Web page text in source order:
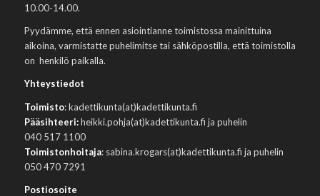
10.00-14.00.
Pyydämme, että ennen asiointianne toimistossa mainittuina
aikoina, varmistatte puhelimitse tai sähköpostilla, että toimistolla
on henkilö paikalla.
Yhteystiedot
Toimisto: kadettikunta(at)kadettikunta.fi
Pääsihteeri:heikki.pohja(at)kadettikunta.fi ja puhelin
040 517 1100
Toimistonhoitaja: sabina.krogars(at)kadettikunta.fi ja puhelin
050 470 7291
Postiosoite